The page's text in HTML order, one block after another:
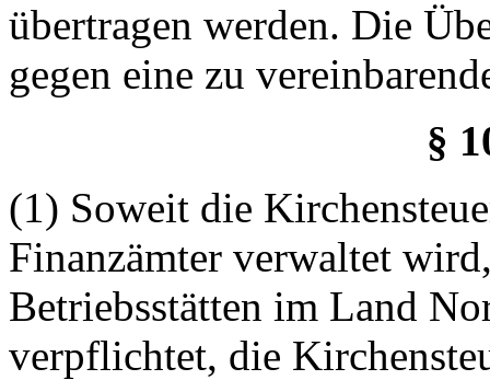
übertragen werden. Die
gegen eine zu
§
(1) Soweit die
Finanzämter verwaltet
Betriebsstätten im Land
verpflichtet, die